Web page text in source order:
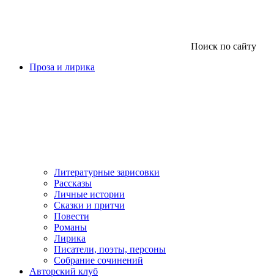
Поиск по сайту
Проза и лирика
Литературные зарисовки
Рассказы
Личные истории
Сказки и притчи
Повести
Романы
Лирика
Писатели, поэты, персоны
Собрание сочинений
Авторский клуб